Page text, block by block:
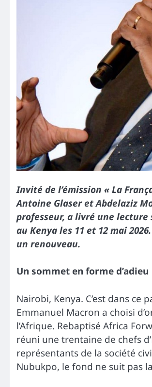
Invité de l’émission « La
Antoine Glaser et Abdelaziz
professeur, a livré une lecture
au Kenya les 11 et 12 mai
un renouveau.
Un sommet en forme d’adieu
Nairobi, Kenya. C’est dans
Emmanuel Macron a choisi
l’Afrique. Rebaptisé Africa
réuni une trentaine de chefs
représentants de la société
Nubukpo, le fond ne suit pas